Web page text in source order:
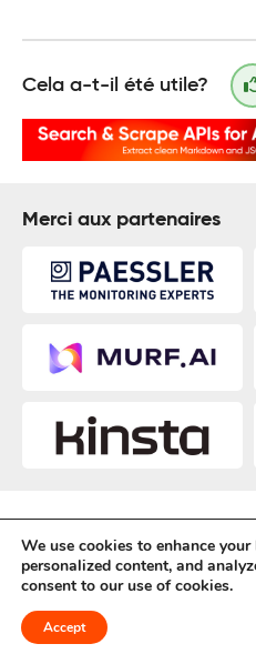
Cela a-t-il été utile?
Merci aux partenaires
We use cookies to enhance
personalized content, and
consent to our use of cookies.
Accept